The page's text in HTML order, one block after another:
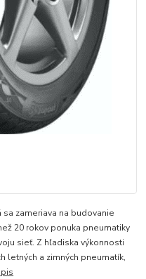
zameriava na budovanie
20 rokov ponuka pneumatiky
sieť. Z hľadiska výkonnosti
letných a zimných pneumatík,